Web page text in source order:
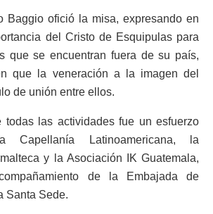
Baggio ofició la misa, expresando en
del Cristo de Esquipulas para
que se encuentran fuera de su país,
que la veneración a la imagen del
de unión entre ellos.
todas las actividades fue un esfuerzo
Capellanía Latinoamericana, la
y la Asociación IK Guatemala,
de la Embajada de
Santa Sede.